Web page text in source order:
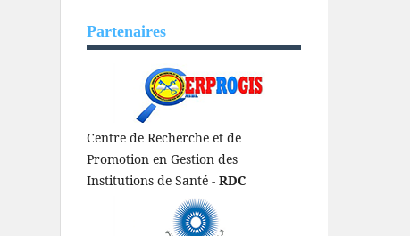
Partenaires
Centre de Recherche et de
Promotion en Gestion des
Institutions de Santé - RDC